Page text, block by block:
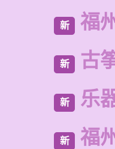
新 福
新 古
新 乐
新 福